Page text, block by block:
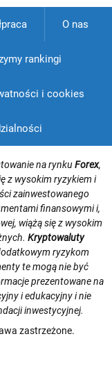
O nas
rankingi
i cookies
na rynkuForex,
z wysokim ryzykiem i
zainwestowanego
finansowymi i,
wiążą się z wysokim
Kryptowaluty
ryzykom
te mogą nie być
prezentowane na
i edukacyjny i nie
inwestycyjnej.
zastrzeżone.